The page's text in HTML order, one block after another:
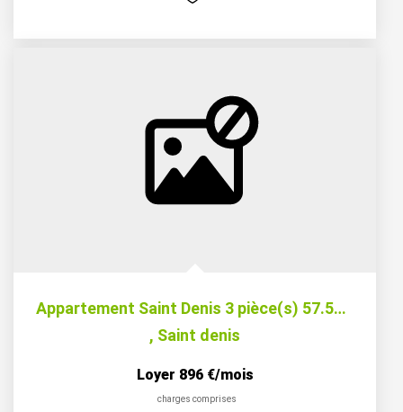
Appartement Saint Denis 3 pièce(s) 57.56 m2
, Saint denis
Loyer 896 €/mois
charges comprises